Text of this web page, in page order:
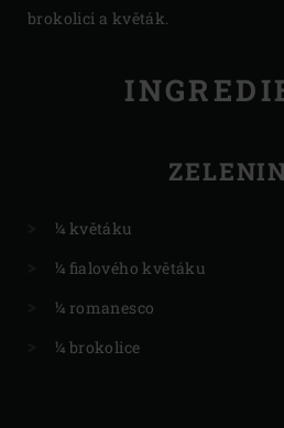
brokolici a květák.
¼ květáku
¼ fialového květáku
¼ romanesco
¼ brokolice